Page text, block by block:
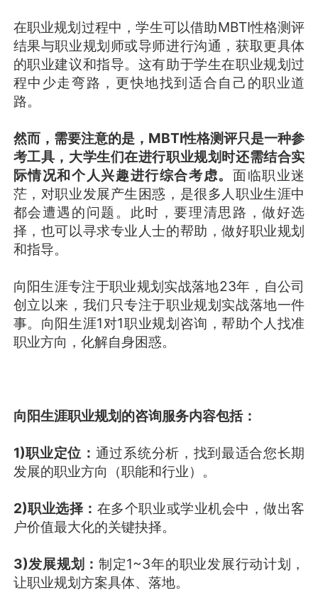
在职业规划过程中，学生可以借助MBTI性格测评
结果与职业规划师或导师进行沟通，获取更具体
的职业建议和指导。这有助于学生在职业规划过
程中少走弯路，更快地找到适合自己的职业道
路。
然而，需要注意的是，MBTI性格测评只是一种参
考工具，大学生们在进行职业规划时还需结合实
际情况和个人兴趣进行综合考虑。 面临职业迷
茫，对职业发展产生困惑，是很多人职业生涯中
都会遭遇的问题。此时，要理清思路，做好选
择，也可以寻求专业人士的帮助，做好职业规划
和指导。
向阳生涯专注于职业规划实战落地23年，自公司
创立以来，我们只专注于职业规划实战落地一件
事。向阳生涯1对1职业规划咨询，帮助个人找准
职业方向，化解自身困惑。
向阳生涯职业规划的咨询服务内容包括：
1)职业定位： 通过系统分析，找到最适合您长期
发展的职业方向（职能和行业）。
2)职业选择： 在多个职业或学业机会中，做出客
户价值最大化的关键抉择。
3)发展规划： 制定1~3年的职业发展行动计划，
让职业规划方案具体、落地。